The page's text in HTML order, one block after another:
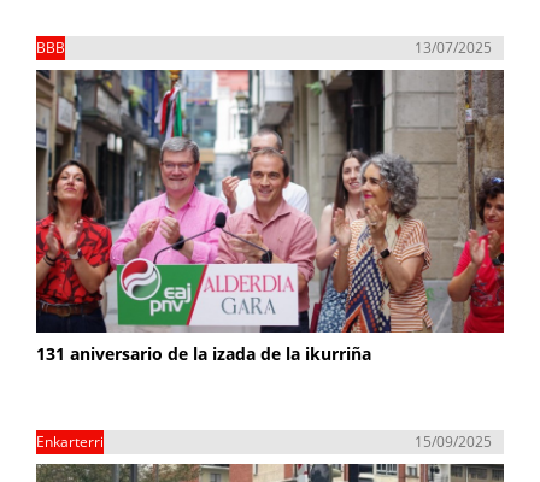
BBB 13/07/2025
131 aniversario de la izada de la ikurriña
Enkarterri 15/09/2025